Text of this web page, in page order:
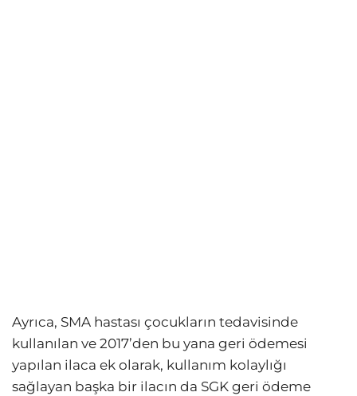
Ayrıca, SMA hastası çocukların tedavisinde
kullanılan ve 2017’den bu yana geri ödemesi
yapılan ilaca ek olarak, kullanım kolaylığı
sağlayan başka bir ilacın da SGK geri ödeme